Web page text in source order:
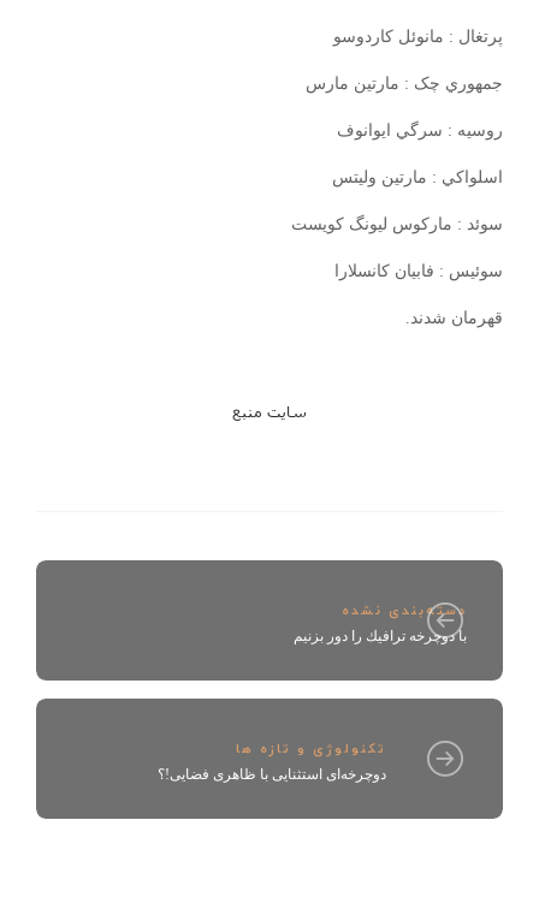
پرتغال : مانوئل کاردوسو
جمهوري چک : مارتين مارس
روسيه : سرگي ايوانوف
اسلواکي : مارتين وليتس
سوئد : مارکوس ليونگ کويست
سوئيس : فابيان کانسلارا
قهرمان شدند.
سايت منبع
دسته‌بندی نشده
با دوچرخه ترافيك را دور بزنيم
تکنولوژی و تازه ها
دوچرخه‌ای استثنایی با ظاهری فضایی!؟